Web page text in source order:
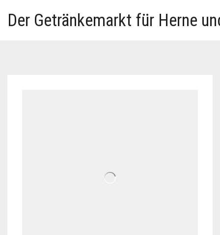
Der Getränkemarkt für Herne